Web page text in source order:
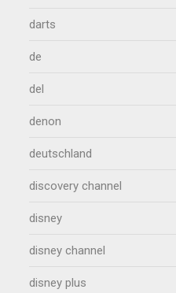
darts
de
del
denon
deutschland
discovery channel
disney
disney channel
disney plus